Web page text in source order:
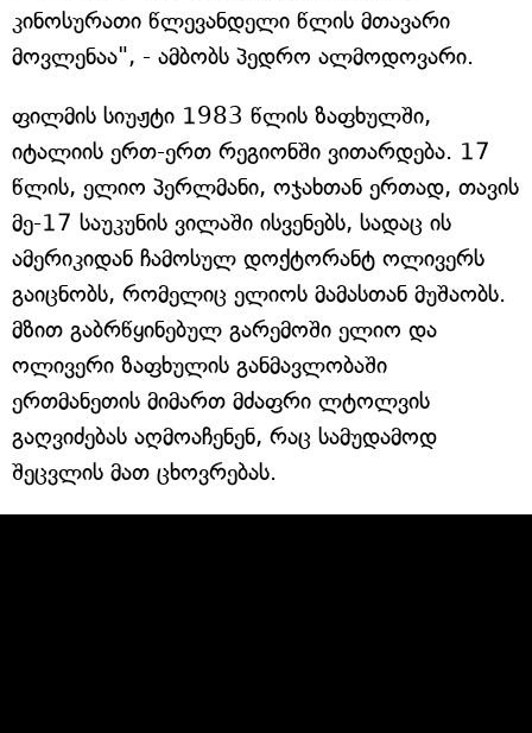
კინოსურათი წლევანდელი წლის მთავარი
მოვლენაა", - ამბობს პედრო ალმოდოვარი.
ფილმის სიუჟტი 1983 წლის ზაფხულში,
იტალიის ერთ-ერთ რეგიონში ვითარდება. 17
წლის, ელიო პერლმანი, ოჯახთან ერთად, თავის
მე-17 საუკუნის ვილაში ისვენებს, სადაც ის
ამერიკიდან ჩამოსულ დოქტორანტ ოლივერს
გაიცნობს, რომელიც ელიოს მამასთან მუშაობს.
მზით გაბრწყინებულ გარემოში ელიო და
ოლივერი ზაფხულის განმავლობაში
ერთმანეთის მიმართ მძაფრი ლტოლვის
გაღვიძებას აღმოაჩენენ, რაც სამუდამოდ
შეცვლის მათ ცხოვრებას.